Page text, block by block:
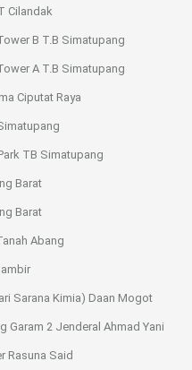
Cilandak
B T.B Simatupang
A T.B Simatupang
Ciputat Raya
TB Simatupang
Barat
Barat
Abang
Sarana Kimia) Daan Mogot
Garam 2 Jenderal Ahmad Yani
Rasuna Said